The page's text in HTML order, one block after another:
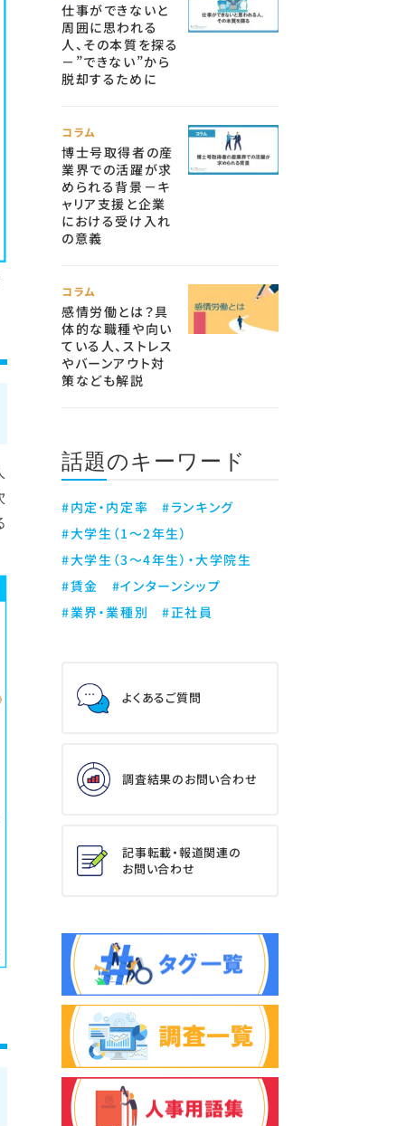
仕事ができないと
周囲に思われる
人、その本質を探る
－”できない”から
脱却するために
コラム
博士号取得者の産
業界での活躍が求
められる背景－キ
ャリア支援と企業
における受け入れ
の意義
コラム
感情労働とは？具
体的な職種や向い
ている人、ストレス
やバーンアウト対
策なども解説
話題のキーワード
#内定・内定率
#ランキング
#大学生（1～2年生）
#大学生（3～4年生）・大学院生
#賃金
#インターンシップ
#業界・業種別
#正社員
よくあるご質問
調査結果のお問い合わせ
記事転載・報道関連の
お問い合わせ